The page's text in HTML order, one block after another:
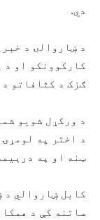
دي.
د ښاروالۍ د
کارکوونکو او د
ګزک د کثافاتو
ټنه او په درېیمه ورځ ۸۵۴ ټنه کثافات
کابل ښاروالي د
ساتنه کې د